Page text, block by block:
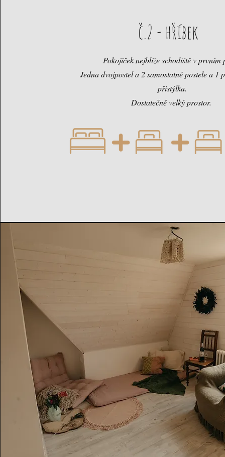
č.2 - hříbek
Pokojíček nejblíže schodiště v prvním
Jedna dvojpostel a 2 samostatné postele a 1
přistýlka.
Dostatečně velký prostor.